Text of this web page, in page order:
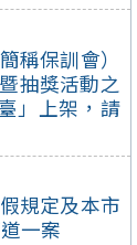
稱保訓會）
抽獎活動之
」上架，請
規定及本市
一案